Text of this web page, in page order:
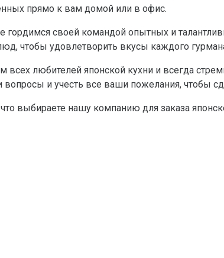
прямо к вам домой или в офис.
гордимся своей командой опытных и
чтобы удовлетворить вкусы каждого
любителей японской кухни и всегда
вопросы и учесть все ваши пожелания, чтобы
выбираете нашу компанию для заказа